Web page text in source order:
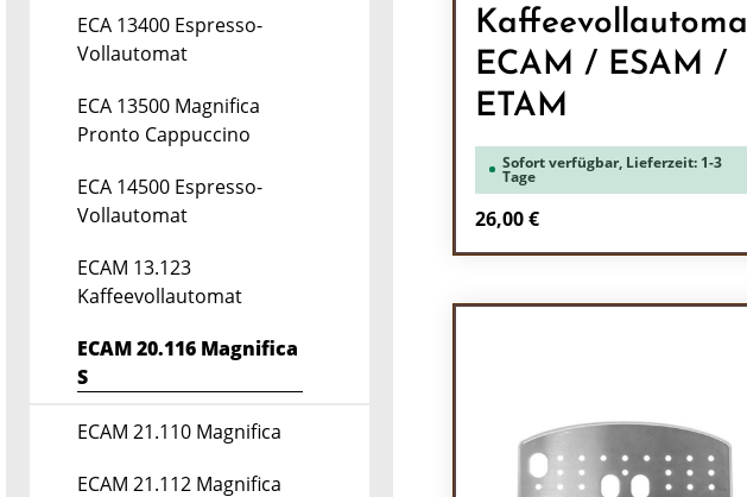
ECA 13400 Espresso-
Vollautomat
ECA 13500 Magnifica
Pronto Cappuccino
ECA 14500 Espresso-
Vollautomat
ECAM 13.123
Kaffeevollautomat
ECAM 20.116 Magnifica
S
ECAM 21.110 Magnifica
ECAM 21.112 Magnifica
ECAM / ESAM /
ETAM
Sofort verfügbar, Lieferzeit: 1-3
Tage
Regulärer Preis:
26,00 €